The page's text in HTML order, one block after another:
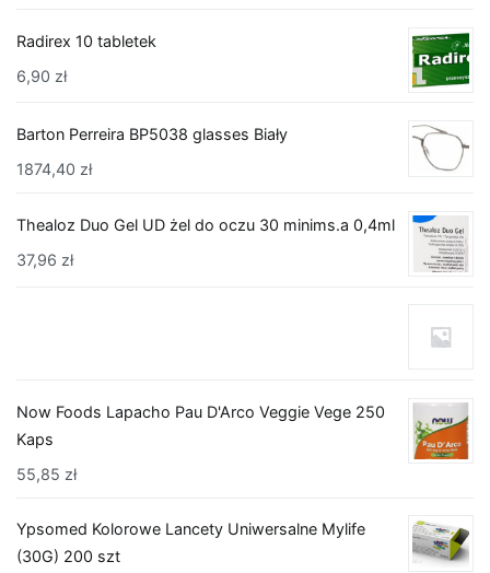
Radirex 10 tabletek
6,90 zł
Barton Perreira BP5038 glasses Biały
1874,40 zł
Thealoz Duo Gel UD żel do oczu 30 minims.a 0,4ml
37,96 zł
Now Foods Lapacho Pau D'Arco Veggie Vege 250
Kaps
55,85 zł
Ypsomed Kolorowe Lancety Uniwersalne Mylife
(30G) 200 szt